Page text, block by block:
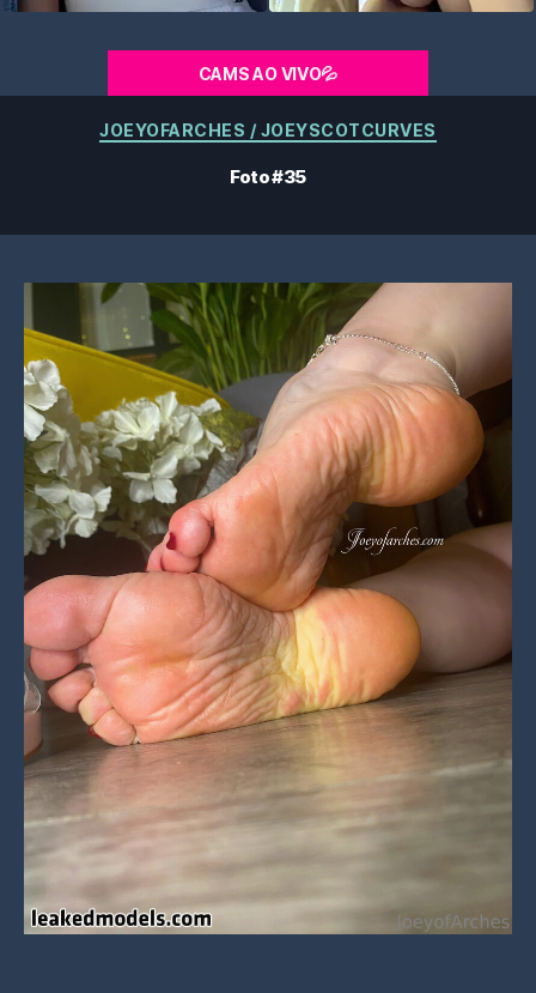
CAMS AO VIVO💦
Categorias
JOEYOFARCHES / JOEYSCOTCURVES
Foto #35